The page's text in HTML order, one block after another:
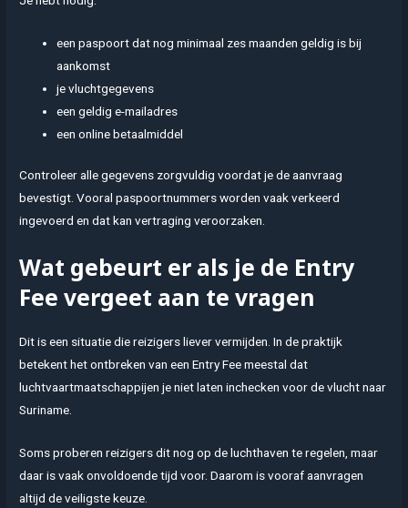
een paspoort dat nog minimaal zes maanden geldig is bij
aankomst
je vluchtgegevens
een geldig e-mailadres
een online betaalmiddel
Controleer alle gegevens zorgvuldig voordat je de aanvraag
bevestigt. Vooral paspoortnummers worden vaak verkeerd
ingevoerd en dat kan vertraging veroorzaken.
Wat gebeurt er als je de Entry
Fee vergeet aan te vragen
Dit is een situatie die reizigers liever vermijden. In de praktijk
betekent het ontbreken van een Entry Fee meestal dat
luchtvaartmaatschappijen je niet laten inchecken voor de vlucht naar
Suriname.
Soms proberen reizigers dit nog op de luchthaven te regelen, maar
daar is vaak onvoldoende tijd voor. Daarom is vooraf aanvragen
altijd de veiligste keuze.